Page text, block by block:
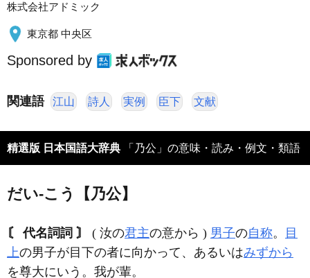
株式会社アドミック
東京都 中央区
Sponsored by
関連語 江山 詩人 実例 臣下 文献
精選版 日本国語大辞典 「乃公」の意味・読み・例文・類語
だい‐こう【乃公】
〘 代名詞詞 〙 ( 汝の君主の意から ) 男子の自称。 目
上の男子が目下の者に向かって、あるいはみずから
を尊大にいう。我が輩。